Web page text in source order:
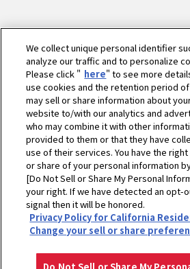
ホーム 農業 わたしのアグリライフ
ごちレシピ
サーモンとブロッコリーのキッ
Copyright © YANMAR HOLDINGS CO.,
プライバシーポリシー クッキーポリシー
We collect unique personal identifier
analyze our traffic and to personalize
Please click " here" to see more
use cookies and the retention period
may sell or share information about
website to/with our analytics and
who may combine it with other
provided to them or that they have
use of their services. You have the
or share of your personal information
[Do Not Sell or Share My Personal
your right. If we have detected an opt-
signal then it will be honored.
Privacy Policy for California
Change your sell or share